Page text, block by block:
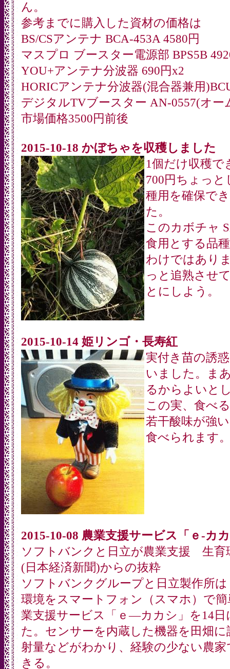
ん。
参考までに購入した資材の価格は
BS/CSアンテナ BCA-453A 4580円
マスプロ ブースター電源部 BPS5B
YOU+アンテナ分波器 690円x2
HORICアンテナ分波器(混合器兼用
デジタルTVブースター AN-0557(オー
市場価格3500円前後
2015-10-18 かぼちゃを収穫しました
1個だけ収穫で
700円ちょっ
種用を確保で
た。
このカボチャ
食用とする品
わけではあり
っと追熟させ
とにしよう。
2015-10-14 姫リンゴ・長寿紅
実付き苗の誘
いました。ま
るからよいと
この実、食べ
若干酸味が強
食べられます
2015-10-08 農業支援サービス「ｅ-カ
ソフトバンクと日立が農業支援 生育
(日本経済新聞)からの抜粋
ソフトバンクグループと日立製作所
環境をスマートフォン（スマホ）で
業支援サービス「ｅ―カカシ」を14日
た。センサーを内蔵した機器を田畑
射量などがわかり、経験の少ない農
きる。